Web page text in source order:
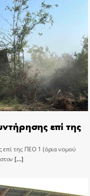
επί της
επί της ΠΕΟ 1 (όρια νομού
[…]